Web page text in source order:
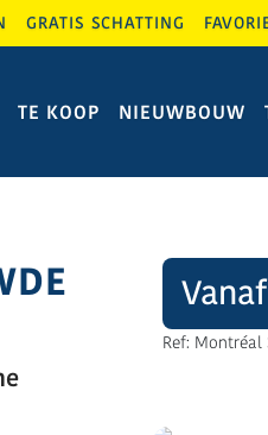
GRATIS SCHATTING
TE KOOP NIEUWBOUW
Ref: Montréal